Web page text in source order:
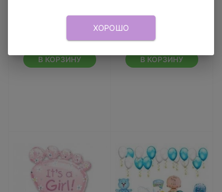
мальчика голубая
1 094₽
В КОРЗИНУ
полосатая
1 593
В КОРЗИНУ
ХОРОШО